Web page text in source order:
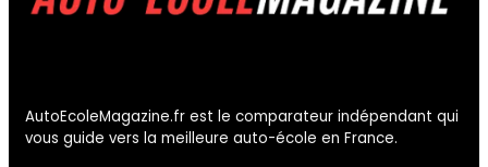
AutoEcoleMagazine.fr est le comparateur indépendant qui
vous guide vers la meilleure auto-école en France.